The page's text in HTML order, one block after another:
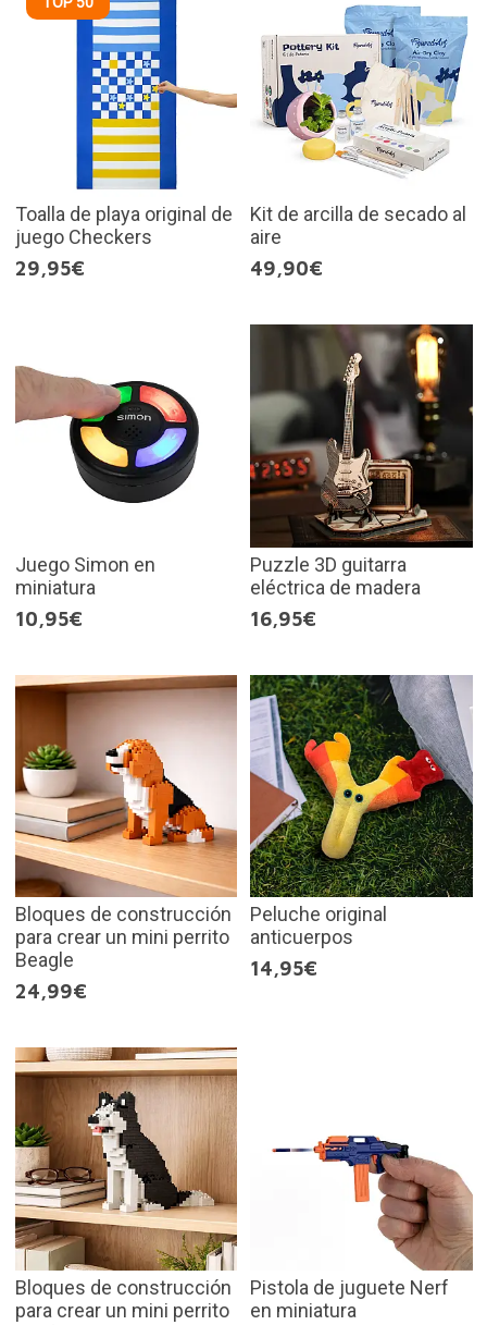
Toalla de playa original de
juego Checkers
29,95€
Kit de arcilla de secado al
aire
49,90€
Juego Simon en
miniatura
10,95€
Puzzle 3D guitarra
eléctrica de madera
16,95€
Bloques de construcción
para crear un mini perrito
Beagle
24,99€
Peluche original
anticuerpos
14,95€
Bloques de construcción
para crear un mini perrito
Pistola de juguete Nerf
en miniatura